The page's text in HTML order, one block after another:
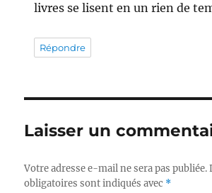
livres se lisent en un rien de
Répondre
Laisser un
Votre adresse e-mail ne sera pas publiée.
obligatoires sont indiqués avec *